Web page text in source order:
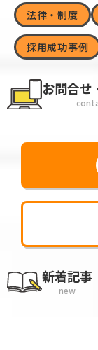
法律・制度
採用成功事例
お問合せ
新着記事
new